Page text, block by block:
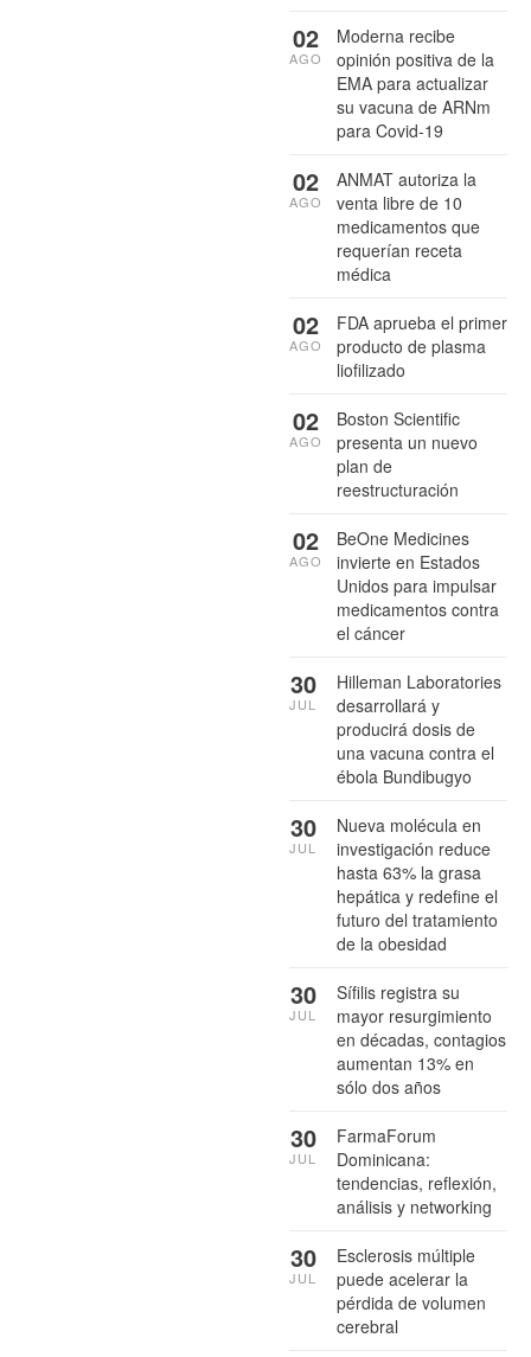
Moderna recibe
opinión positiva de la
EMA para actualizar
su vacuna de ARNm
para Covid-19
02
AGO
ANMAT autoriza la
venta libre de 10
medicamentos que
requerían receta
médica
02
AGO
FDA aprueba el primer
producto de plasma
liofilizado
02
AGO
Boston Scientific
presenta un nuevo
plan de
reestructuración
02
AGO
BeOne Medicines
invierte en Estados
Unidos para impulsar
medicamentos contra
el cáncer
02
AGO
Hilleman Laboratories
desarrollará y
producirá dosis de
una vacuna contra el
ébola Bundibugyo
30
JUL
Nueva molécula en
investigación reduce
hasta 63% la grasa
hepática y redefine el
futuro del tratamiento
de la obesidad
30
JUL
Sífilis registra su
mayor resurgimiento
en décadas, contagios
aumentan 13% en
sólo dos años
30
JUL
FarmaForum
Dominicana:
tendencias, reflexión,
análisis y networking
30
JUL
Esclerosis múltiple
puede acelerar la
pérdida de volumen
cerebral
30
JUL